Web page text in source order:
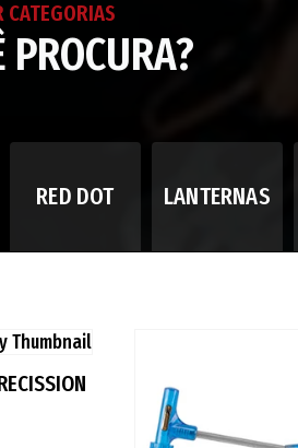
CATEGORIAS
PROCURA?
RED DOT LANTERNAS